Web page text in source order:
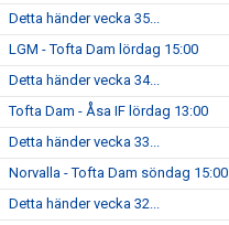
Detta händer vecka 35...
LGM - Tofta Dam lördag 15:00
Detta händer vecka 34...
Tofta Dam - Åsa IF lördag 13:00
Detta händer vecka 33...
Norvalla - Tofta Dam söndag 15:00
Detta händer vecka 32...